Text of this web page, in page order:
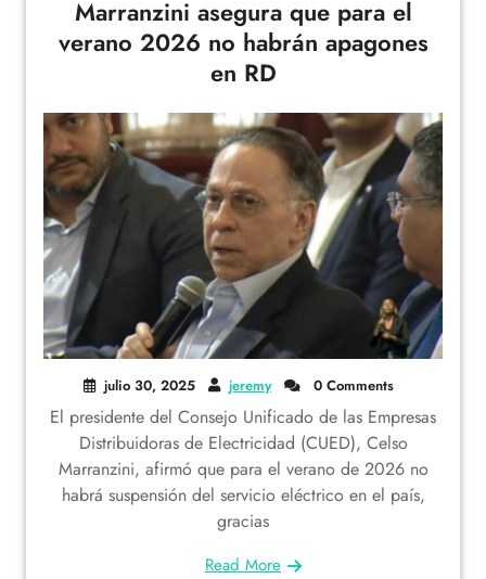
Marranzini asegura que para el
verano 2026 no habrán apagones
en RD
julio 30, 2025 jeremy 0 Comments
El presidente del Consejo Unificado de las Empresas
Distribuidoras de Electricidad (CUED), Celso
Marranzini, afirmó que para el verano de 2026 no
habrá suspensión del servicio eléctrico en el país,
gracias
Read More